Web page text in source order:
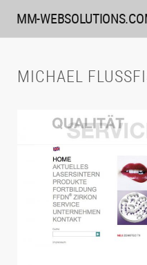
zum
Inhalt
MM-
MICHAEL